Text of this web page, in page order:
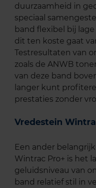
duurzaamheid in
speciaal
band flexibel bij
dit ten koste gaat
Testresultaten van
zoals de ANWB
van deze band
langer kunt
prestaties zonder
Vredestein
Een ander
Wintrac Pro+ is het
geluidsniveau van
band relatief stil in